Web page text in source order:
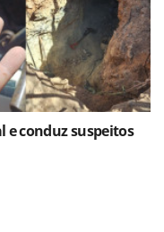
e conduz suspeitos